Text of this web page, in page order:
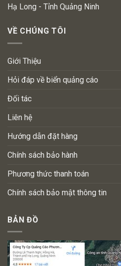
Hạ Long - Tỉnh Quảng Ninh
VỀ CHÚNG TÔI
Giới Thiệu
Hỏi đáp về biển quảng cáo
Đối tác
Liên hệ
Hướng dẫn đặt hàng
Chính sách bảo hành
Phương thức thanh toán
Chính sách bảo mật thông tin
BẢN ĐỒ